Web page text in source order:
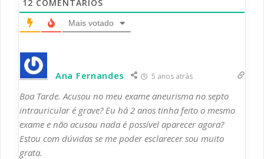
12 COMENTÁRIOS
Mais votado
Ana Fernandes 5 anos atrás
Boa Tarde. Acusou no meu exame aneurisma no septo
intrauricular é grave? Eu há 2 anos tinha feito o mesmo
exame e não acusou nada é possível aparecer agora?
Estou com dúvidas se me poder esclarecer sou muito
grata.